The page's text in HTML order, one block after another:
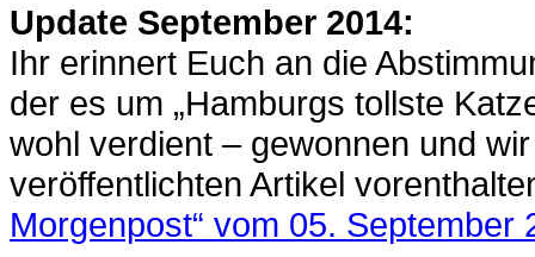
Update September 2014:
Ihr erinnert Euch an die
der es um „Hamburgs tollste
wohl verdient – gewonnen und
veröffentlichten Artikel
Morgenpost“ vom 05. September